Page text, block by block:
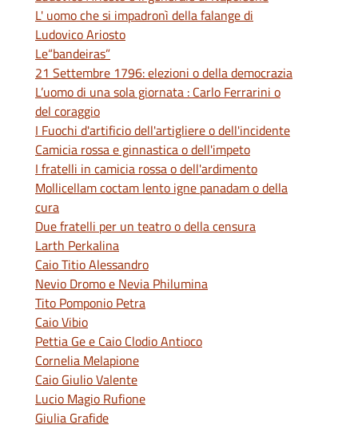
L' uomo che si impadronì della falange di
Ludovico Ariosto
Le“bandeiras”
21 Settembre 1796: elezioni o della democrazia
L’uomo di una sola giornata : Carlo Ferrarini o
del coraggio
I Fuochi d'artificio dell'artigliere o dell'incidente
Camicia rossa e ginnastica o dell'impeto
I fratelli in camicia rossa o dell'ardimento
Mollicellam coctam lento igne panadam o della
cura
Due fratelli per un teatro o della censura
Larth Perkalina
Caio Titio Alessandro
Nevio Dromo e Nevia Philumina
Tito Pomponio Petra
Caio Vibio
Pettia Ge e Caio Clodio Antioco
Cornelia Melapione
Caio Giulio Valente
Lucio Magio Rufione
Giulia Grafide